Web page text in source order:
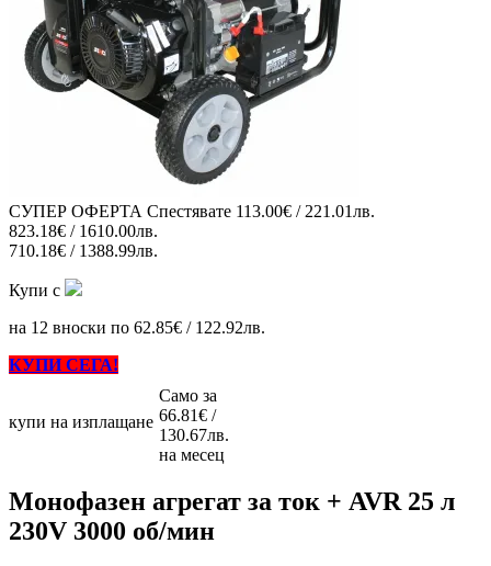
СУПЕР ОФЕРТА Спестявате 113.00€ / 221.01лв.
823.18€ / 1610.00лв.
710.18€ / 1388.99лв.
Купи с
на 12 вноски по 62.85€ / 122.92лв.
КУПИ СЕГА!
купи на изплащане
Само за
66.81€ /
130.67лв.
на месец
Монофазен агрегат за ток + AVR 25 л
230V 3000 об/мин